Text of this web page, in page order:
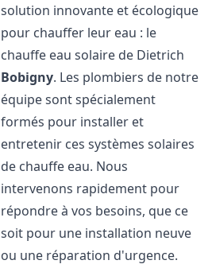
solution innovante et écologique
pour chauffer leur eau : le
chauffe eau solaire de Dietrich
Bobigny. Les plombiers de notre
équipe sont spécialement
formés pour installer et
entretenir ces systèmes solaires
de chauffe eau. Nous
intervenons rapidement pour
répondre à vos besoins, que ce
soit pour une installation neuve
ou une réparation d'urgence.